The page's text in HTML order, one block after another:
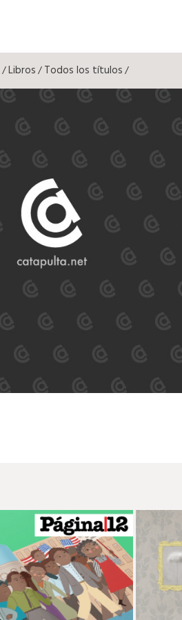
/Libros/Todos los títulos/